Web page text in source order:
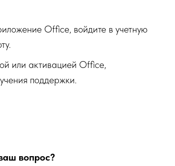
Office, войдите в учетную
или активацией Office,
поддержки.
вопрос?